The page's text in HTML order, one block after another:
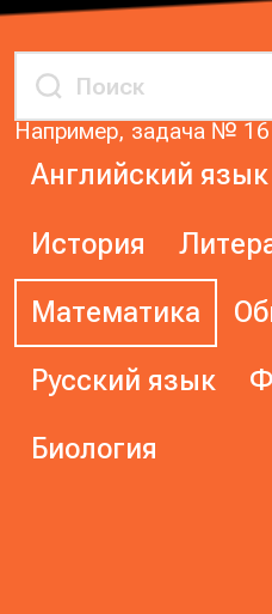
Например, задача № 16
Английский язык
История
Математика
Русский язык
Биология